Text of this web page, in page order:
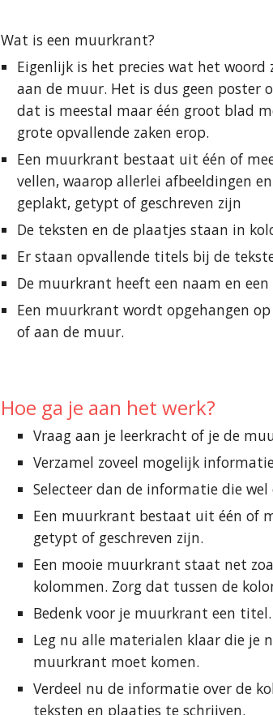
Wat is een muurkrant?
Eigenlijk is het precies wat het woord
aan de muur. Het is dus geen poster
dat is meestal maar één groot blad
grote opvallende zaken erop.
Een muurkrant bestaat uit één of
vellen, waarop allerlei afbeeldingen
geplakt, getypt of geschreven zijn
De teksten en de plaatjes staan in
Er staan opvallende titels bij de
De muurkrant heeft een naam en
Een muurkrant wordt opgehangen
of aan de muur.
Hoe ga je aan het werk?
Vraag aan je leerkracht of je de
Verzamel zoveel mogelijk
Selecteer dan de informatie die
Een muurkrant bestaat uit één of
getypt of geschreven zijn.
Een mooie muurkrant staat net
kolommen. Zorg dat tussen de
Bedenk voor je muurkrant een
Leg nu alle materialen klaar die je
muurkrant moet komen.
Verdeel nu de informatie over de
teksten en plaatjes te schrijven.